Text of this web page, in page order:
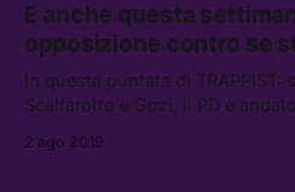
E anche questa
opposizione contro se
In questa puntata di TRAPPIST:
Scalfarotto e Gozi, il PD è
aggressioni razziste del
2 ago 2019